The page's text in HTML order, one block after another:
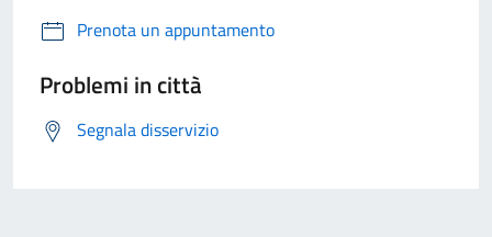
Prenota un appuntamento
Problemi in città
Segnala disservizio